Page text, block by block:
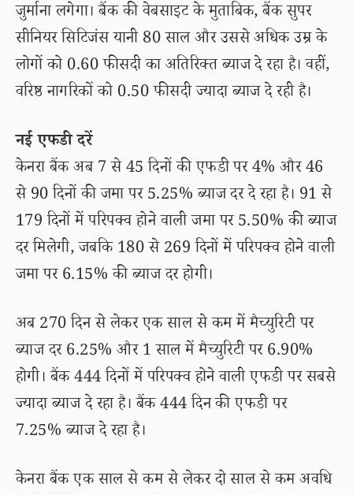
जुर्माना लगेगा। बैंक की वेबसाइट के मुताबिक, बैंक सुपर
सीनियर सिटिजंस यानी 80 साल और उससे अधिक उम्र के
लोगों को 0.60 फीसदी का अतिरिक्त ब्याज दे रहा है। वहीं,
वरिष्ठ नागरिकों को 0.50 फीसदी ज्यादा ब्याज दे रही है।
नई एफडी दरें
केनरा बैंक अब 7 से 45 दिनों की एफडी पर 4% और 46
से 90 दिनों की जमा पर 5.25% ब्याज दर दे रहा है। 91 से
179 दिनों में परिपक्व होने वाली जमा पर 5.50% की ब्याज
दर मिलेगी, जबकि 180 से 269 दिनों में परिपक्व होने वाली
जमा पर 6.15% की ब्याज दर होगी।
अब 270 दिन से लेकर एक साल से कम में मैच्युरिटी पर
ब्याज दर 6.25% और 1 साल में मैच्युरिटी पर 6.90%
होगी। बैंक 444 दिनों में परिपक्व होने वाली एफडी पर सबसे
ज्यादा ब्याज दे रहा है। बैंक 444 दिन की एफडी पर
7.25% ब्याज दे रहा है।
केनरा बैंक एक साल से कम से लेकर दो साल से कम अवधि